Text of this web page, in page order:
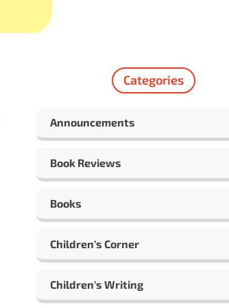
Categories
Announcements
Book Reviews
Books
Children's Corner
Children's Writing